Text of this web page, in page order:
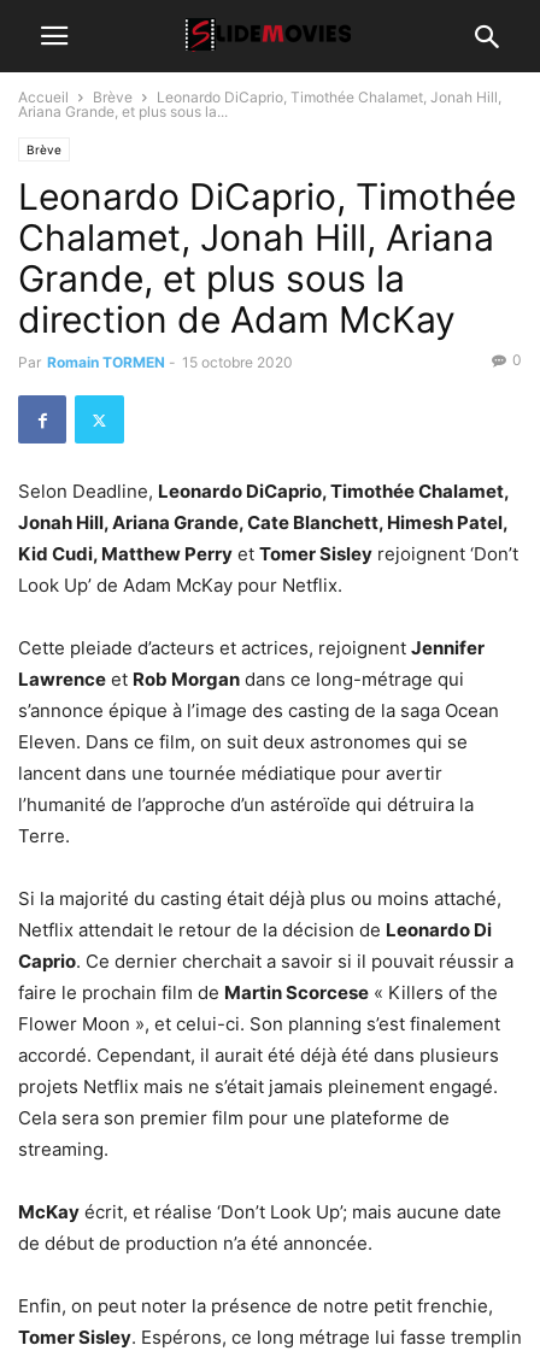
Accueil Brève
Leonardo DiCaprio, Timothée Chalamet, Jonah Hill,
Ariana Grande, et plus sous la...
Brève
Leonardo DiCaprio, Timothée
Chalamet, Jonah Hill, Ariana
Grande, et plus sous la
direction de Adam McKay
Par Romain TORMEN - 15 octobre 2020 0
Selon Deadline, Leonardo DiCaprio, Timothée Chalamet,
Jonah Hill, Ariana Grande, Cate Blanchett, Himesh Patel,
Kid Cudi, Matthew Perry et Tomer Sisley rejoignent ‘Don’t
Look Up’ de Adam McKay pour Netflix.
Cette pleiade d’acteurs et actrices, rejoignent Jennifer
Lawrence et Rob Morgan dans ce long-métrage qui
s’annonce épique à l’image des casting de la saga Ocean
Eleven. Dans ce film, on suit deux astronomes qui se
lancent dans une tournée médiatique pour avertir
l’humanité de l’approche d’un astéroïde qui détruira la
Terre.
Si la majorité du casting était déjà plus ou moins attaché,
Netflix attendait le retour de la décision de Leonardo Di
Caprio. Ce dernier cherchait a savoir si il pouvait réussir a
faire le prochain film de Martin Scorcese « Killers of the
Flower Moon », et celui-ci. Son planning s’est finalement
accordé. Cependant, il aurait été déjà été dans plusieurs
projets Netflix mais ne s’était jamais pleinement engagé.
Cela sera son premier film pour une plateforme de
streaming.
McKay écrit, et réalise ‘Don’t Look Up’; mais aucune date
de début de production n’a été annoncée.
Enfin, on peut noter la présence de notre petit frenchie,
Tomer Sisley. Espérons, ce long métrage lui fasse tremplin